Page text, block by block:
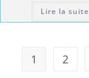
Lire la suite
1 2